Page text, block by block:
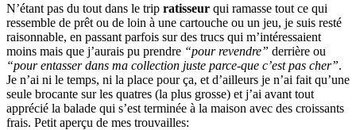
N’étant pas du tout dans le trip ratisseur qui ramasse tout ce qui
ressemble de prêt ou de loin à une cartouche ou un jeu, je suis resté
raisonnable, en passant parfois sur des trucs qui m’intéressaient
moins mais que j’aurais pu prendre “pour revendre” derrière ou
“pour entasser dans ma collection juste parce-que c’est pas cher”.
Je n’ai ni le temps, ni la place pour ça, et d’ailleurs je n’ai fait qu’une
seule brocante sur les quatres (la plus grosse) et j’ai avant tout
apprécié la balade qui s’est terminée à la maison avec des croissants
frais. Petit aperçu de mes trouvailles: